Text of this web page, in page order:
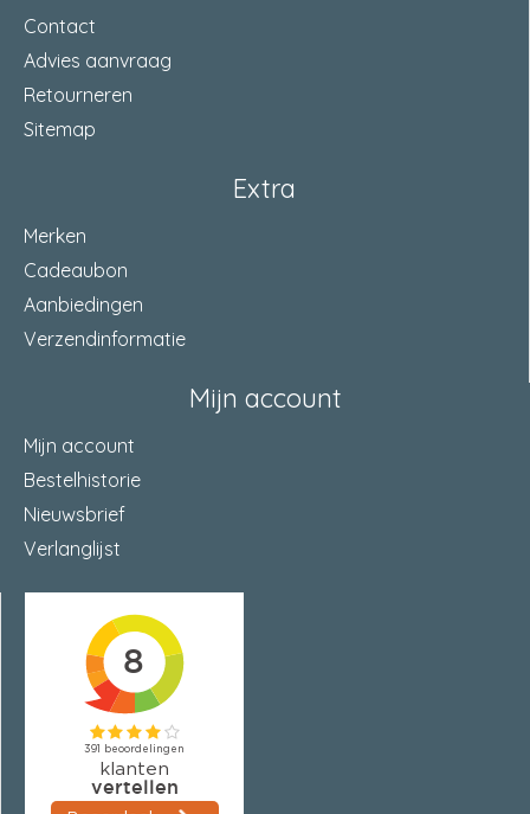
Contact
Advies aanvraag
Retourneren
Sitemap
Extra
Merken
Cadeaubon
Aanbiedingen
Verzendinformatie
Mijn account
Mijn account
Bestelhistorie
Nieuwsbrief
Verlanglijst